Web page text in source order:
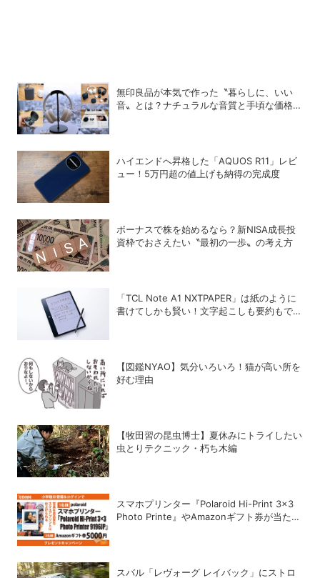
無印良品が本気で作った〝暮らしに、いい
音〟とは？ナチュラルな音質と手頃な価格を
ハイエンドへ昇格した「AQUOS R11」レビ
ュー！5万円超の値上げも納得の完成度
ボーナスで株を始めるなら？新NISA成長投
資枠でおさえたい〝最初の一歩〟の考え方
「TCL Note A1 NXTPAPER」は紙のように
書けてしかも賢い！文字起こしも要約もでき
【図鑑NYAO】気分いろいろ！猫が高い所を
好む理由
【牧田習の昆虫博士】夏休みにトライしたい
虫とりテクニック・朽ち木編
スマホプリンター『Polaroid Hi-Print 3×3
Photo Printe』やAmazonギフト券が当た
スバル「レヴォーグ レイバック」にストロ